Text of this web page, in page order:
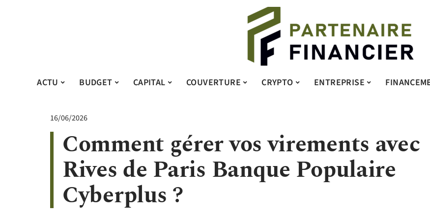
ACTU BUDGET CAPITAL COUVERTURE CRYPTO ENTREPRISE
16/06/2026
Comment gérer vos virements avec
Rives de Paris Banque Populaire
Cyberplus ?